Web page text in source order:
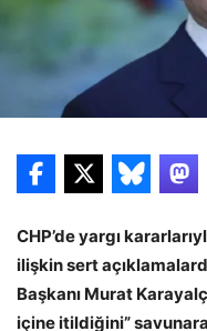
CHP’de yargı
ilişkin sert
Başkanı Murat
içine itildiğini”